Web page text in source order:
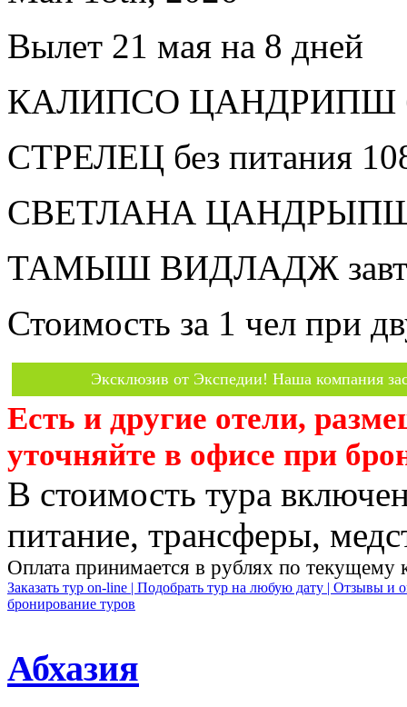
Вылет 21 мая на 8 дней
КАЛИПСО ЦАНДРИПШ
СТРЕЛЕЦ без питания
СВЕТЛАНА ЦАНДРЫПШ
ТАМЫШ ВИДЛАДЖ
Стоимость за 1 чел при
Эксклюзив от Экспедии! Наша компания
Есть и другие отели,
уточняйте в офисе при
В стоимость тура
питание, трансферы,
Оплата принимается в рублях по текущему
Заказать тур on-line | Подобрать тур на любую дату | Отзывы и
бронирование туров
Абхазия